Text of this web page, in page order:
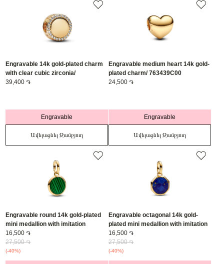
Engravable 14k gold-plated charm
with clear cubic zirconia/
768747C01
39,400 ֏
Engravable
Ավելացնել Զամբյուղ
Engravable medium heart 14k gold-
plated charm/ 763439C00
24,500 ֏
Engravable
Ավելացնել Զամբյուղ
Engravable round 14k gold-plated
mini medallion with imitation
malachite/ 763389C01
16,500 ֏
27,500 ֏
(-40%)
Engravable octagonal 14k gold-
plated mini medallion with imitation
lapis lazuli/ 763388C01
16,500 ֏
27,500 ֏
(-40%)